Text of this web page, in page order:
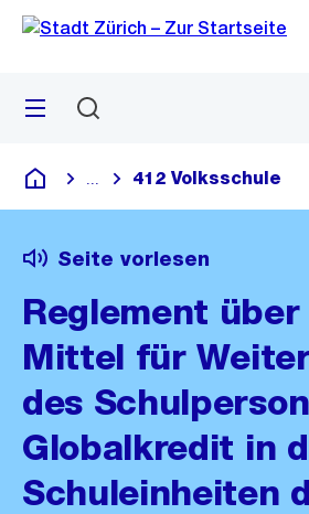
Navigation
Sprunglink
Menü
Deutsch
Blende alle Breadcrumbs ein
412 Volksschule
Seite vorlesen
Reglement über
Mittel für
des
Globalkredit in
Schuleinheiten